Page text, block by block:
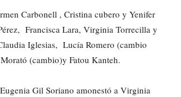
Carbonell , Cristina cubero y Yenifer
Francisca Lara, Virginia Torrecilla y
Iglesias, Lucía Romero (cambio
(cambio)y Fatou Kanteh.
Gil Soriano amonestó a Virginia